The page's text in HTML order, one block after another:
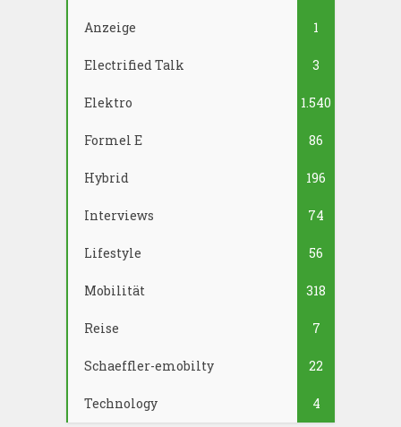
Anzeige 1
Electrified Talk 3
Elektro 1.540
Formel E 86
Hybrid 196
Interviews 74
Lifestyle 56
Mobilität 318
Reise 7
Schaeffler-emobilty 22
Technology 4